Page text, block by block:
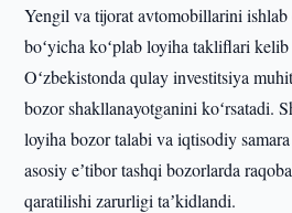
Yengil va tijorat avtomobillarini ishlab
boʻyicha koʻplab loyiha takliflari kelib
Oʻzbekistonda qulay investitsiya
bozor shakllanayotganini koʻrsatadi.
loyiha bozor talabi va iqtisodiy
asosiy eʼtibor tashqi bozorlarda
qaratilishi zarurligi taʼkidlandi.